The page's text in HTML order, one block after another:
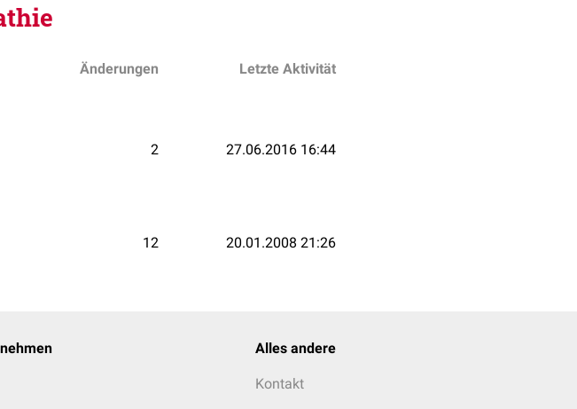
Änderungen Letzte Aktivität
2 27.06.2016 16:44
12 20.01.2008 21:26
Alles andere
Kontakt